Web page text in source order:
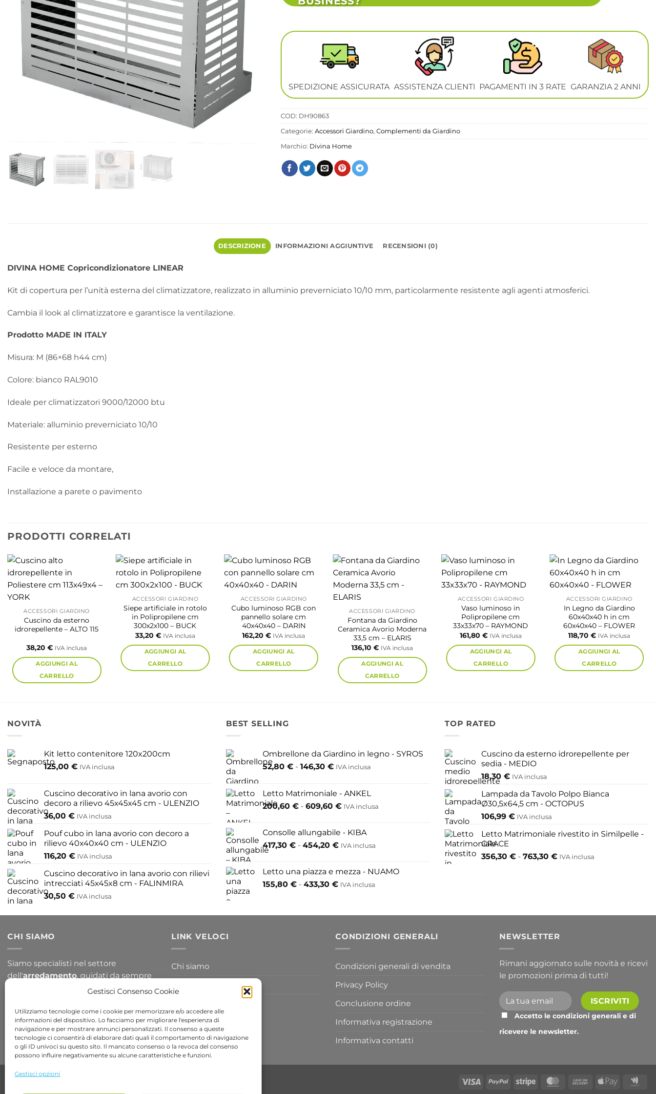
Gestisci Consenso Cookie
Utilizziamo tecnologie come i cookie per memorizzare e/o accedere alle
informazioni del dispositivo. Lo facciamo per migliorare l'esperienza di
navigazione e per mostrare annunci personalizzati. Il consenso a queste
tecnologie ci consentirà di elaborare dati quali il comportamento di navigazione
o gli ID univoci su questo sito. Il mancato consenso o la revoca del consenso
possono influire negativamente su alcune caratteristiche e funzioni.
Gestisci opzioni
SPEDIZIONE ASSICURATA ASSISTENZA CLIENTI PAGAMENTI IN 3 RATE GARANZIA 2 ANNI
COD: DH90863
Categorie: Accessori Giardino, Complementi da Giardino
Marchio: Divina Home
DESCRIZIONE INFORMAZIONI AGGIUNTIVE RECENSIONI (0)
DIVINA HOME Copricondizionatore LINEAR
Kit di copertura per l’unità esterna del climatizzatore, realizzato in alluminio preverniciato 10/10 mm, particolarmente resistente agli agenti atmosferici.
Cambia il look al climatizzatore e garantisce la ventilazione.
Prodotto MADE IN ITALY
Misura: M (86×68 h44 cm)
Colore: bianco RAL9010
Ideale per climatizzatori 9000/12000 btu
Materiale: alluminio preverniciato 10/10
Resistente per esterno
Facile e veloce da montare,
Installazione a parete o pavimento
PRODOTTI CORRELATI
ACCESSORI GIARDINO
Cuscino da esterno
idrorepellente – ALTO 115
38,20€ IVA inclusa
AGGIUNGI AL
CARRELLO
ACCESSORI GIARDINO
Siepe artificiale in rotolo
in Polipropilene cm
300x2x100 – BUCK
33,20 € IVA inclusa
AGGIUNGI AL
CARRELLO
ACCESSORI GIARDINO
Cubo luminoso RGB con
pannello solare cm
40x40x40 – DARIN
162,20€ IVA inclusa
AGGIUNGI AL
CARRELLO
ACCESSORI GIARDINO
Fontana da Giardino
Ceramica Avorio Moderna
33,5 cm – ELARIS
136,10€ IVA inclusa
AGGIUNGI AL
CARRELLO
ACCESSORI GIARDINO
Vaso luminoso in
Polipropilene cm
33x33x70 – RAYMOND
161,80 € IVA inclusa
AGGIUNGI AL
CARRELLO
ACCESSORI GIARDINO
In Legno da Giardino
60x40x40 h in cm
60x40x40 – FLOWER
118,70€ IVA inclusa
AGGIUNGI AL
CARRELLO
NOVITÀ
Kit letto contenitore 120x200cm
125,00 € IVA inclusa
Cuscino decorativo in lana avorio con
decoro a rilievo 45x45x45 cm - ULENZIO
36,00 € IVA inclusa
Pouf cubo in lana avorio con decoro a
rilievo 40x40x40 cm - ULENZIO
116,20 € IVA inclusa
Cuscino decorativo in lana avorio con rilievi
intrecciati 45x45x8 cm - FALINMIRA
30,50 € IVA inclusa
BEST SELLING
Ombrellone da Giardino in legno - SYROS
52,80 € - 146,30 €Fascia
da
52,80 €
146,30 €
IVA inclusa
Letto Matrimoniale - ANKEL
200,60 € - 609,60 €Fascia
da
200,60 €
609,60 €
IVA inclusa
Consolle allungabile - KIBA
417,30 € - 454,20 €Fascia
da
417,30 €
IVA inclusa
Letto una piazza e mezza - NUAMO
155,80 € - 433,30 €Fascia
da
a
IVA inclusa
TOP RATED
Cuscino da esterno idrorepellente per
sedia - MEDIO
18,30 € IVA inclusa
Lampada da Tavolo Polpo Bianca
Ø30,5x64,5 cm - OCTOPUS
106,99 € IVA inclusa
Letto Matrimoniale rivestito in Similpelle -
GRACE
356,30 € - 763,30 €Fascia
763,30 €
IVA inclusa
CHI SIAMO
Siamo specialisti nel settore
dell'arredamento, guidati da sempre
per la passione del design. Arredare il
stato così semplice, dai un occhiata a
tutte le nostre collezioni!
LINK VELOCI
Chi siamo
CONDIZIONI GENERALI
Condizioni generali di vendita
Privacy Policy
Conclusione ordine
Informativa registrazione
Informativa contatti
NEWSLETTER
Rimani aggiornato sulle novità e ricevi
le promozioni prima di tutti!
Accetto le condizioni generali e di
ricevere le newsletter.
Visa PayPal Stripe MasterCard
Cash
Apple
Copyright 2026 ©